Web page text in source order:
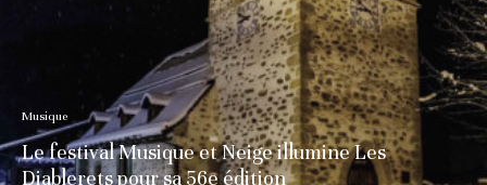
Musique
Le festival Musique et Neige illumine Les
Diablerets pour sa 56e édition